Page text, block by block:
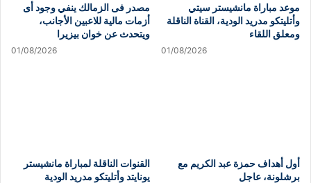
مصدر فى الزمالك ينفي وجود أى
أزمات مالية للاعبين الأجانب،
ويتحدث عن خوان بيزيرا
01/08/2026
موعد مباراة مانشيستر سيتي
وأتليتكو مدريد الودية، القناة الناقلة
ومعلق اللقاء
01/08/2026
القنوات الناقلة لمباراة مانشيستر
يونايتد وأتليتكو مدريد الودية
أول أهداف حمزة عبد الكريم مع
برشلونة، عاجل